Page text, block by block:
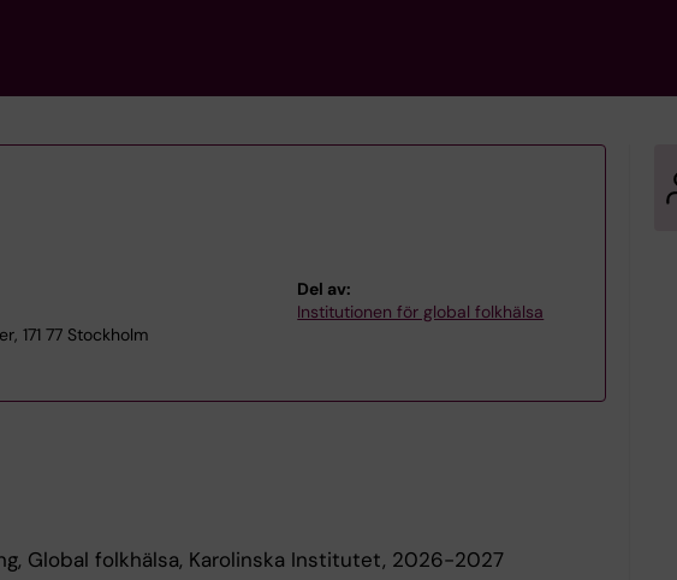
171 77 Stockholm
Del av:
Institutionen för global folkhälsa
Global folkhälsa, Karolinska Institutet, 2026-2027